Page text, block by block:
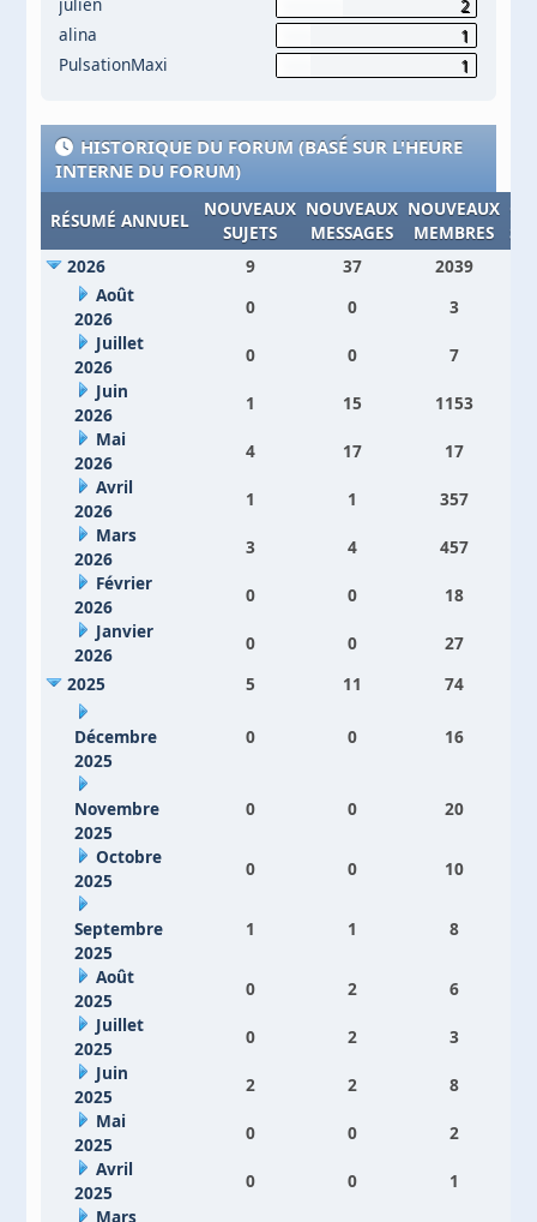
julien
2
alina
1
PulsationMaxi
1
HISTORIQUE DU FORUM (BASÉ SUR L'HEURE
INTERNE DU FORUM)
RÉSUMÉ ANNUEL
NOUVEAUX
SUJETS
NOUVEAUX
MESSAGES
NOUVEAUX
MEMBRES
2026
9 37
2039
Août
2026
0 0
3
Juillet
2026
0 0
7
Juin
2026
1 15
1153
Mai
2026
4 17
17
Avril
2026
1 1
357
Mars
2026
3 4
457
Février
2026
0 0
18
Janvier
2026
0 0
27
2025
5 11 74
Décembre
2025
0 0 16
Novembre
2025
0 0 20
Octobre
2025
0 0 10
Septembre
2025
1 1 8
Août
2025
0 2
6
Juillet
2025
0 2
3
Juin
2025
2 2
8
Mai
2025
0 0
2
Avril
2025
0 0
1
Mars